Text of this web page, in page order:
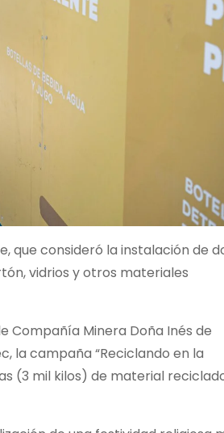
que consideró la instalación de
vidrios y otros materiales
Compañía Minera Doña Inés de
la campaña “Reciclando en la
(3 mil kilos) de material